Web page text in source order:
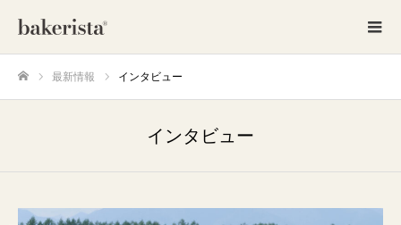
最新情報 インタビュー
インタビュー